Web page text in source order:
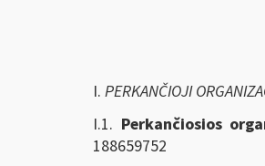
I. PERKANČIOJI
I.1. Perkančiosios
188659752